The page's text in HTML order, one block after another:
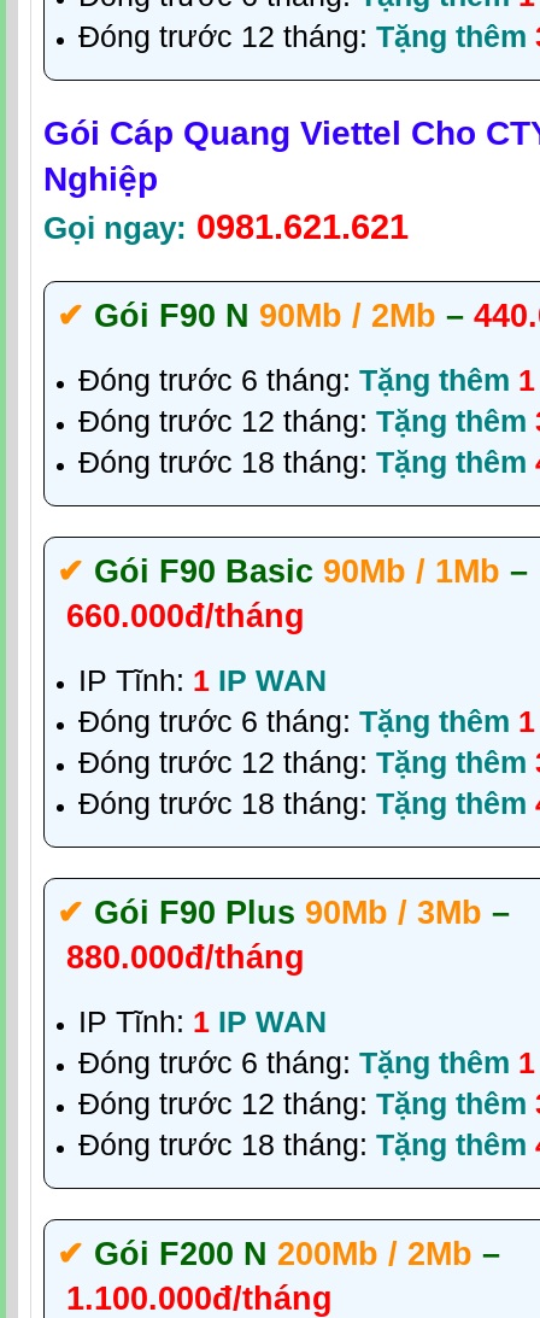
Đóng trước 12 tháng: Tặng thêm
Gói Cáp Quang Viettel Cho
Nghiệp
Gọi ngay: 0981.621.621
✔‎ Gói F90 N 90Mb / 2Mb –
Đóng trước 6 tháng: Tặng thêm 1
Đóng trước 12 tháng: Tặng thêm
Đóng trước 18 tháng: Tặng thêm
✔‎ Gói F90 Basic 90Mb / 1Mb –
660.000đ/tháng
IP Tĩnh: 1 IP WAN
Đóng trước 6 tháng: Tặng thêm 1
Đóng trước 12 tháng: Tặng thêm
Đóng trước 18 tháng: Tặng thêm
✔‎ Gói F90 Plus 90Mb / 3Mb –
880.000đ/tháng
IP Tĩnh: 1 IP WAN
Đóng trước 6 tháng: Tặng thêm 1
Đóng trước 12 tháng: Tặng thêm
Đóng trước 18 tháng: Tặng thêm
✔‎ Gói F200 N 200Mb / 2Mb –
1.100.000đ/tháng